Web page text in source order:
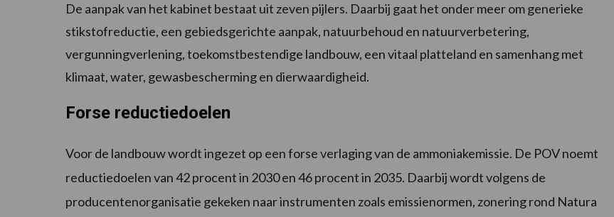
De aanpak van het kabinet bestaat uit zeven pijlers. Daarbij gaat het onder meer om generieke
stikstofreductie, een gebiedsgerichte aanpak, natuurbehoud en natuurverbetering,
vergunningverlening, toekomstbestendige landbouw, een vitaal platteland en samenhang met
klimaat, water, gewasbescherming en dierwaardigheid.
Forse reductiedoelen
Voor de landbouw wordt ingezet op een forse verlaging van de ammoniakemissie. De POV noemt
reductiedoelen van 42 procent in 2030 en 46 procent in 2035. Daarbij wordt volgens de
producentenorganisatie gekeken naar instrumenten zoals emissienormen, zonering rond Natura